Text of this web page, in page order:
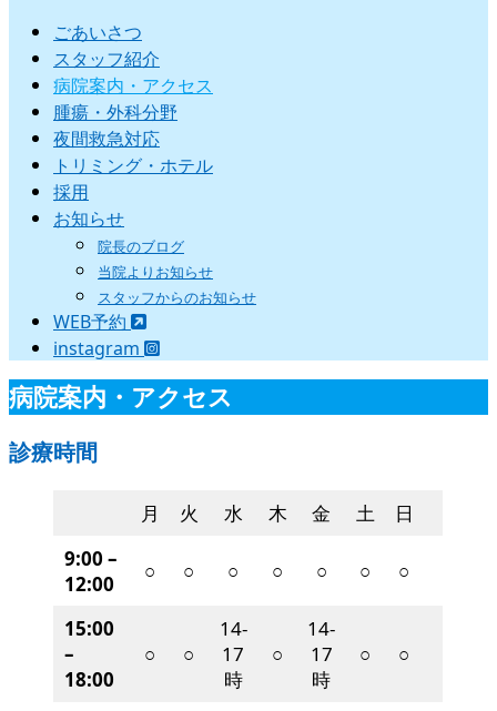
ごあいさつ
スタッフ紹介
病院案内・アクセス
腫瘍・外科分野
夜間救急対応
トリミング・ホテル
採用
お知らせ
院長のブログ
当院よりお知らせ
スタッフからのお知らせ
WEB予約
instagram
病院案内・アクセス
診療時間
月 火 水 木 金 土
日
9:00 –
12:00
○ ○ ○ ○ ○ ○ ○
15:00
–
18:00
○ ○
14-
17
時
○
14-
17
時
○ ○